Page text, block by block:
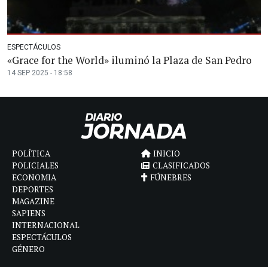
ESPECTÁCULOS
«Grace for the World» iluminó la Plaza de San Pedro
14 SEP 2025 - 18:58
POLÍTICA
POLICIALES
ECONOMIA
DEPORTES
MAGAZINE
SAPIENS
INTERNACIONAL
ESPECTÁCULOS
GÉNERO
INICIO
CLASIFICADOS
FÚNEBRES